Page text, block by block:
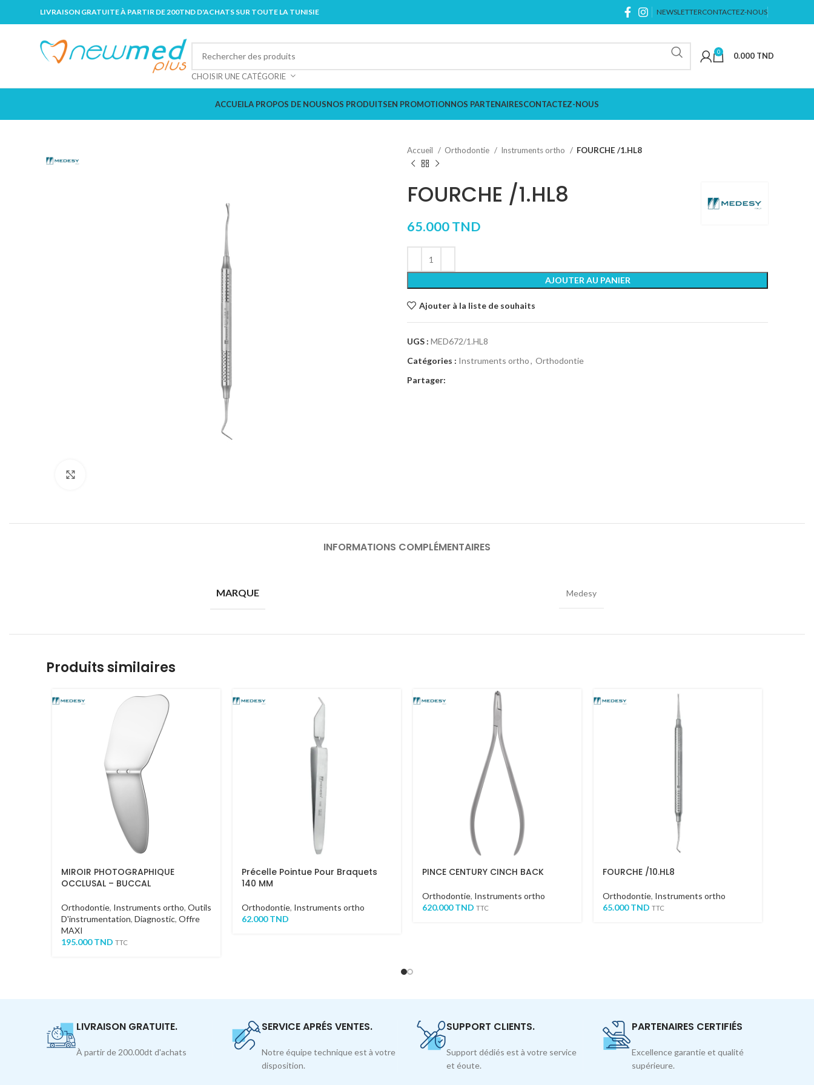
LIVRAISON GRATUITE À PARTIR DE 200TND D'ACHATS SUR TOUTE LA TUNISIE NEWSLETTERCONTACTEZ-NOUS
CHOISIR UNE CATÉGORIE
0 0.000 TND
ACCUEILA PROPOS DE NOUSNOS PRODUITSEN PROMOTIONNOS PARTENAIRESCONTACTEZ-NOUS
Accueil Orthodontie Instruments ortho FOURCHE /1.HL8
FOURCHE /1.HL8
65.000TND
AJOUTER AU PANIER
Ajouter à la liste de souhaits
UGS : MED672/1.HL8
Catégories : Instruments ortho, Orthodontie
Partager:
INFORMATIONS COMPLÉMENTAIRES
MARQUE Medesy
Produits similaires
MIROIR PHOTOGRAPHIQUE
OCCLUSAL – BUCCAL
Orthodontie, Instruments ortho, Outils
D'instrumentation, Diagnostic, Offre
MAXI
195.000TND TTC
Précelle Pointue Pour Braquets
140 MM
Orthodontie, Instruments ortho
62.000TND
PINCE CENTURY CINCH BACK
Orthodontie, Instruments ortho
620.000TND TTC
FOURCHE /10.HL8
Orthodontie, Instruments ortho
65.000TND TTC
LIVRAISON GRATUITE.
À partir de 200.00dt d'achats
SERVICE APRÉS VENTES.
Notre équipe technique est à votre
disposition.
SUPPORT CLIENTS.
Support dédiés est à votre service
et éoute.
PARTENAIRES CERTIFIÉS
Excellence garantie et qualité
supérieure.